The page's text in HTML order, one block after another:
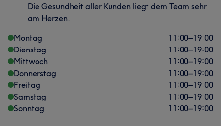
Die Gesundheit aller Kunden liegt dem Team sehr
am Herzen.
Montag
11:00–19:00
Dienstag
11:00–19:00
Mittwoch
11:00–19:00
Donnerstag
11:00–19:00
Freitag
11:00–19:00
Samstag
11:00–19:00
Sonntag
11:00–19:00